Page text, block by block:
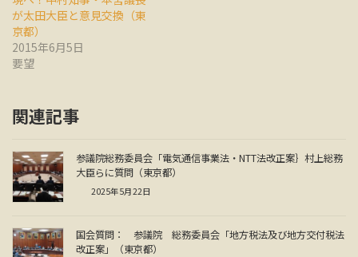
が太田大臣と意見交換（東
京都）
2015年6月5日
要望
関連記事
参議院総務委員会「電気通信事業法・NTT法改正案｝村上総務
大臣らに質問（東京都）
2025年5月22日
国会質問： 参議院 総務委員会「地方税法及び地方交付税法
改正案」（東京都）